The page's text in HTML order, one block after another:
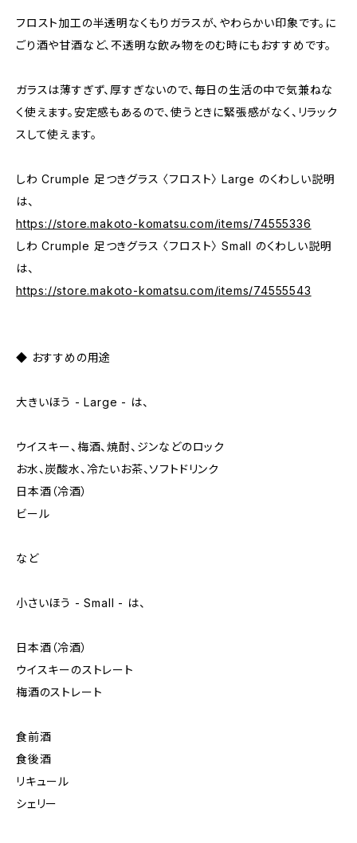
フロスト加工の半透明なくもりガラスが、やわらかい印象です。に
ごり酒や甘酒など、不透明な飲み物をのむ時にもおすすめです。
ガラスは薄すぎず、厚すぎないので、毎日の生活の中で気兼ねな
く使えます。安定感もあるので、使うときに緊張感がなく、リラック
スして使えます。
しわ Crumple 足つきグラス 〈フロスト〉 Large のくわしい説明
は、
https://store.makoto-komatsu.com/items/74555336
しわ Crumple 足つきグラス 〈フロスト〉 Small のくわしい説明
は、
https://store.makoto-komatsu.com/items/74555543
◆ おすすめの用途
大きいほう - Large - は、
ウイスキー、梅酒、焼酎、ジンなどのロック
お水、炭酸水、冷たいお茶、ソフトドリンク
日本酒（冷酒）
ビール
など
小さいほう - Small - は、
日本酒（冷酒）
ウイスキーのストレート
梅酒のストレート
食前酒
食後酒
リキュール
シェリー